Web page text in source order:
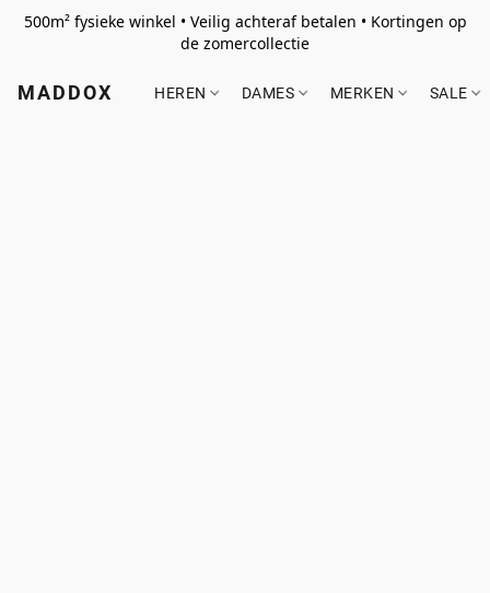
500m² fysieke winkel • Veilig achteraf betalen • Kortingen op
de zomercollectie
MADDOX HEREN DAMES MERKEN SALE